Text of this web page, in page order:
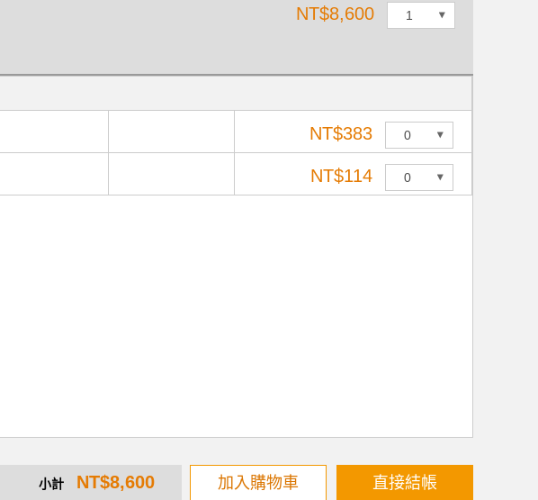
NT$8,600
NT$383
NT$114
小計 NT$8,600 加入購物車 直接結帳